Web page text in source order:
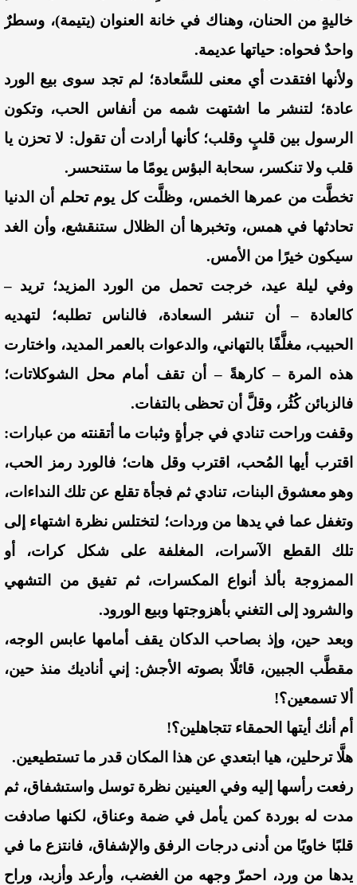
خاليةٍ من الحنان، وهناك في خانة العنوان (يتيمة)، وسطرٌ
واحدٌ فحواه: حياتها عديمة.
ولأنها افتقدت أي معنى للسَّعادة؛ لم تجد سوى بيع الورد
عادة؛ لتنشر ما اشتهت شمه من أنفاس الحب، وتكون
الرسول بين قلبٍ وقلب؛ كأنها أرادت أن تقول: لا تحزن يا
قلب ولا تنكسر، سحابة البؤس يومًا ما ستنحسر.
تخطَّت من عمرها الخمس، وظلَّت كل يوم تحلم أن الدنيا
تحادثها في همس، وتخبرها أن الظلال ستنقشع، وأن الغد
سيكون خيرًا من الأمس.
وفي ليلة عيد، خرجت تحمل من الورد المزيد؛ تريد –
كالعادة – أن تنشر السعادة، فالناس تطلبه؛ لتهديه
الحبيب، مغلَّفًا بالتهاني، والدعوات بالعمر المديد، واختارت
هذه المرة – كارهةً – أن تقف أمام محل الشوكلاتات؛
فالزبائن كُثُر، وقلَّ أن تحظى بالتفات.
وقفت وراحت تنادي في جرأةٍ وثبات ما أتقنته من عبارات:
اقترب أيها المُحب، اقترب وقل هات؛ فالورد رمز الحب،
وهو معشوق البنات، تنادي ثم فجأة تقلع عن تلك النداءات،
وتغفل عما في يدها من وردات؛ لتختلس نظرة اشتهاء إلى
تلك القطع الآسرات، المغلفة على شكل كرات، أو
الممزوجة بألذ أنواع المكسرات، ثم تفيق من التشهي
والشرود إلى التغني بأهزوجتها وبيع الورود.
وبعد حين، وإذ بصاحب الدكان يقف أمامها عابس الوجه،
مقطَّب الجبين، قائلًا بصوته الأجش: إني أناديك منذ حين،
ألا تسمعين؟!
أم أنك أيتها الحمقاء تتجاهلين؟!
هلَّا ترحلين، هيا ابتعدي عن هذا المكان قدر ما تستطيعين.
رفعت رأسها إليه وفي العينين نظرة توسل واستشفاق، ثم
مدت له بوردة كمن يأمل في ضمة وعناق، لكنها صادفت
قلبًا خاويًا من أدنى درجات الرفق والإشفاق، فانتزع ما في
يدها من ورد،
احمرّ وجهه من الغضب، وأرعد وأزبد، وراح